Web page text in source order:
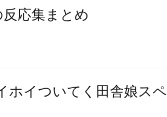
応集まとめ
ホイついてく田舎娘スペ